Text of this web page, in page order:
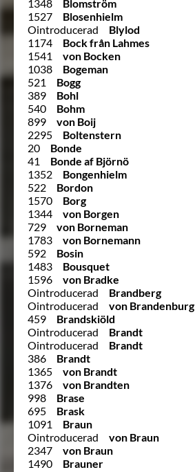
1348
Blomström
1527
Blosenhielm
Ointroducerad
Blylod
1174
Bock från Lahmes
1541
von Bocken
1038
Bogeman
521
Bogg
389
Bohl
540
Bohm
899
von Boij
2295
Boltenstern
20
Bonde
41
Bonde af Björnö
1352
Bongenhielm
522
Bordon
1570
Borg
1344
von Borgen
729
von Borneman
1783
von Bornemann
592
Bosin
1483
Bousquet
1596
von Bradke
Ointroducerad
Brandberg
Ointroducerad
von Brandenburg
459
Brandskiöld
Ointroducerad
Brandt
Ointroducerad
Brandt
386
Brandt
1365
von Brandt
1376
von Brandten
998
Brase
695
Brask
1091
Braun
Ointroducerad
von Braun
2347
von Braun
1490
Brauner